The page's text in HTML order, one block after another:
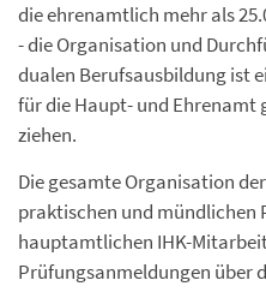
die ehrenamtlich mehr als
- die Organisation und
dualen Berufsausbildung ist
für die Haupt- und Ehrenamt
ziehen.
Die gesamte Organisation
praktischen und mündlichen
hauptamtlichen IHK-
Prüfungsanmeldungen über